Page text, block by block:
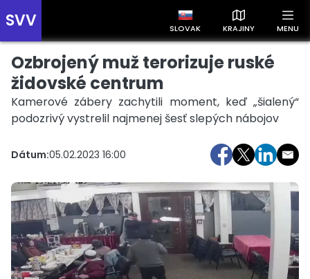
SVV SLOVAK KRAJINY MENU
Prehľad správ podľa krajín
Zobrazte si správy rozdelené podľa krajín a získajte rýchly
prehľad o dianí vo svete.
Slovensko Česko Maďarsko
Ozbrojený muž terorizuje ruské
židovské centrum
Kamerové zábery zachytili moment, keď „šialený“
podozrivý vystrelil najmenej šesť slepých nábojov
Dátum:05.02.2023 16:00